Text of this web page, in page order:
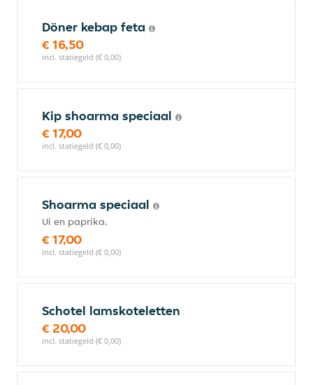
Döner kebap feta
€ 16,50
incl. statiegeld (€ 0,00)
Kip shoarma speciaal
€ 17,00
incl. statiegeld (€ 0,00)
Shoarma speciaal
Ui en paprika.
€ 17,00
incl. statiegeld (€ 0,00)
Schotel lamskoteletten
€ 20,00
incl. statiegeld (€ 0,00)